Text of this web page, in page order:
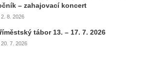
– zahajovací koncert
2. 8. 2026
tábor 13. – 17. 7. 2026
20. 7. 2026